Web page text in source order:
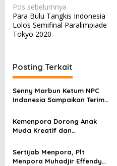
N
a
v
g
a
s
i
p
o
s
Pos sebelumnya
Para Bulu Tangkis Indonesia
Lolos Semifinal Paralimpiade
Tokyo 2020
Posting Terkait
Senny Marbun Ketum NPC
Indonesia Sampaikan Terima
Atas Dukungan Penuhnya
Kemenpora Dorong Anak
Muda Kreatif dan
Internasional
Sertijab Menpora, Plt
Menpora Muhadjir Effendy